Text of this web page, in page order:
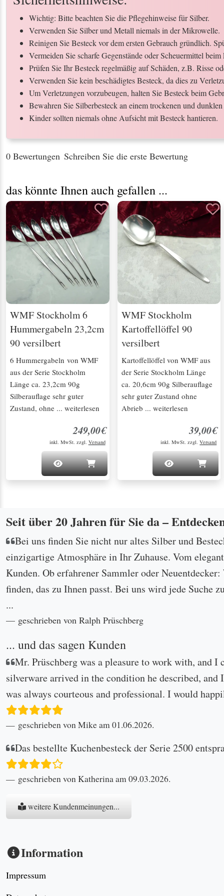
Wichtig: Bitte beachten Sie die Pflegehinweise für Silber.
Verwenden Sie Silber und Metall niemals in der Mikrowelle.
Reinigen Sie Besteck vor dem ersten Gebrauch gründlich.
Vermeiden Sie scharfe Gegenstände oder Scheuermittel
Prüfen Sie Ihr Besteck regelmäßig auf Schäden, z.B. Risse
Verwenden Sie kein beschädigtes Besteck, da dies zu
Um Verletzungen vorzubeugen, halten Sie Besteck beim
Bewahren Sie Silberbesteck an einem trockenen und
Kinder sollten niemals ohne Aufsicht mit Besteck hantieren.
0 Bewertungen Schreiben Sie die erste Bewertung
das könnte Ihnen auch gefallen ...
WMF Stockholm 6
Hummergabeln 23,2cm
90 versilbert
6 Hummergabeln von WMF
aus der Serie Stockholm
Länge ca. 23,2cm 90g
Silberauflage sehr guter
Zustand, ohne ... weiterlesen
249,00€
inkl. MwSt. zzgl. Versand
WMF Stockholm
Kartoffellöffel 90
versilbert
Kartoffellöffel von WMF aus
der Serie Stockholm Länge
ca. 20,6cm 90g Silberauflage
sehr guter Zustand ohne
Abrieb ... weiterlesen
39,00€
inkl. MwSt. zzgl.Versand
Seit über 20 Jahren für Sie da –
Bei uns finden Sie nicht nur altes Silber und
einzigartige Atmosphäre in Ihr Zuhause. Vom
Kunden. Ob erfahrener Sammler oder
finden, das zu Ihnen passt. Bei uns wird jede Suche
...
geschrieben von Ralph Prüschberg
... und das sagen Kunden
Mr. Prüschberg was a pleasure to work with, and
silverware arrived in the condition he described,
was always courteous and professional. I would
geschrieben von Mike am 01.06.2026.
Das bestellte Kuchenbesteck der Serie 2500
geschrieben von Katherina am 09.03.2026.
weitere Kundenmeinungen...
Information
Impressum